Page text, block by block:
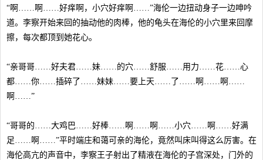
“啊……啊……好痒啊，小穴好痒啊……”海伦一边扭动身子一边呻吟
道。李察开始来回的抽动他的肉棒，他的龟头在海伦的小穴里来回摩
擦，每次都顶到她花心。
“亲哥哥……好夫君……妹……的穴……舒服……用力……花……心
都……你……插碎了……妹妹……要上天……了……啊……啊……
啊……”
“哥哥的……大鸡巴……好棒……啊……啊……小穴……啊……好满
足……啊……”平时端庄和蔼可亲的海伦，竟然叫床叫得这么厉害。在
海伦高亢的声音中，李察王子射出了精液在海伦的子宫深处，门外的